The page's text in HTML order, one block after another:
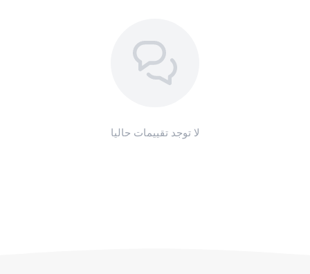
صيدلية طموح الخيال البيطرية
لا توجد تقييمات حاليا